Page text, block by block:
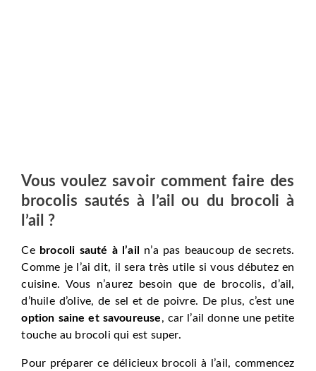
Vous voulez savoir comment faire des
brocolis sautés à l’ail ou du brocoli à
l’ail ?
Ce brocoli sauté à l’ail
n’a pas beaucoup de secrets.
Comme je l’ai dit, il sera très utile si vous débutez en
cuisine. Vous n’aurez besoin que de brocolis, d’ail,
d’huile d’olive, de sel et de poivre. De plus, c’est une
option saine et savoureuse, car l’ail donne une petite
touche au brocoli qui est super.
Pour préparer ce délicieux brocoli à l’ail, commencez